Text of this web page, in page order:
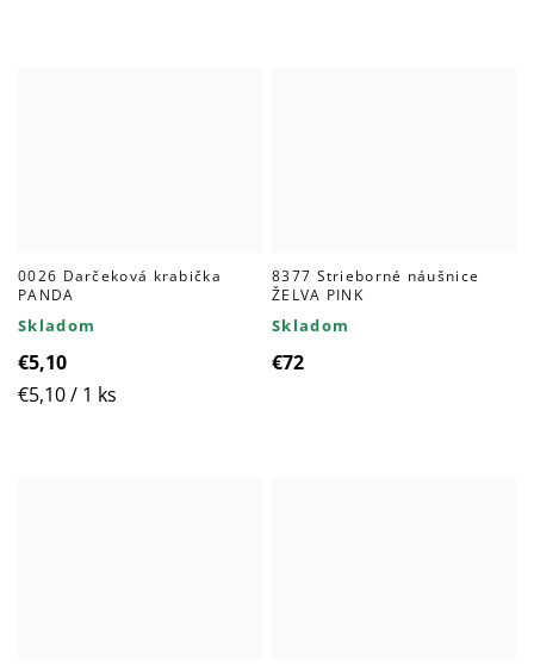
0026 Darčeková krabička
PANDA
Skladom
€5,10
Jednotková
€5,10 / 1 ks
8377 Strieborné náušnice
ŽELVA PINK
Skladom
€72